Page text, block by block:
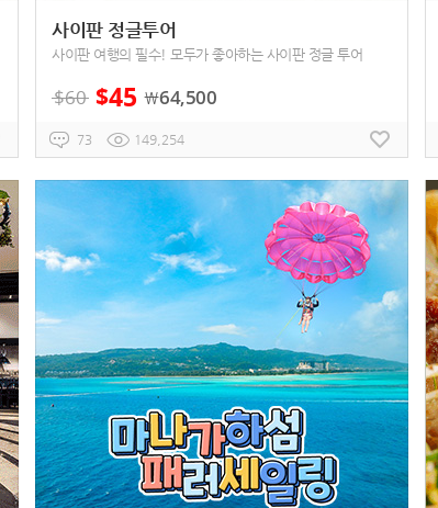
사이판 정글투어
사이판 여행의 필수! 모두가 좋아하는 사이판 정글 투어
$60 $45 ￦64,500
73 149,254